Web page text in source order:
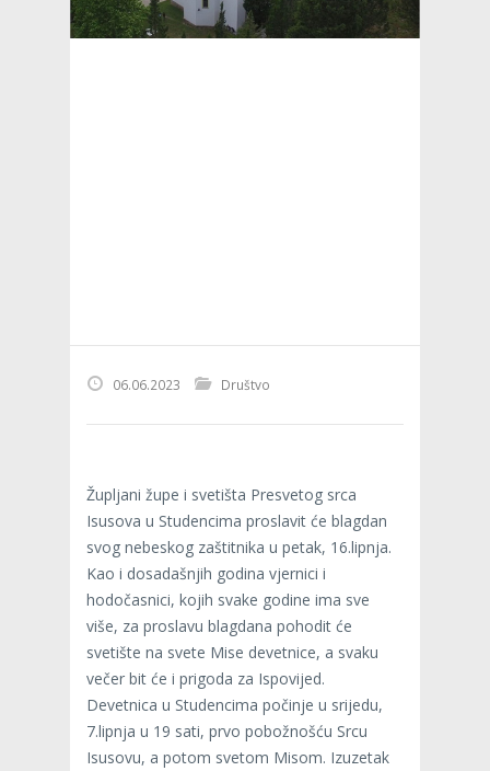
06.06.2023 Društvo
Župljani župe i svetišta Presvetog srca
Isusova u Studencima proslavit će blagdan
svog nebeskog zaštitnika u petak, 16.lipnja.
Kao i dosadašnjih godina vjernici i
hodočasnici, kojih svake godine ima sve
više, za proslavu blagdana pohodit će
svetište na svete Mise devetnice, a svaku
večer bit će i prigoda za Ispovijed.
Devetnica u Studencima počinje u srijedu,
7.lipnja u 19 sati, prvo pobožnošću Srcu
Isusovu, a potom svetom Misom. Izuzetak